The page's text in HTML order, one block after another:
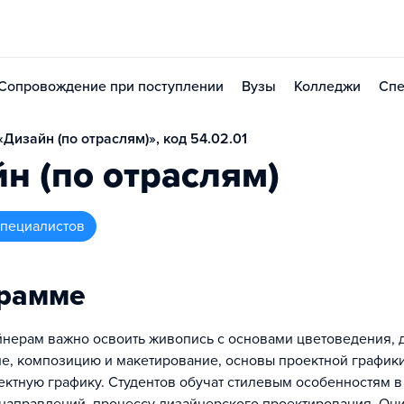
при поступлении Вузы Колледжи
(по отраслям)», код 54.02.01
(по отраслям)
важно освоить живопись с основами цветоведения,
композицию и макетирование, основы проектной
графику. Студентов обучат стилевым особенностям в